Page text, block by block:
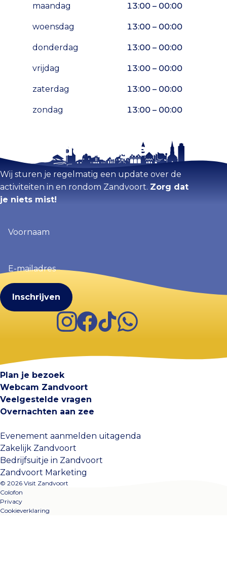
maandag 13:00 – 00:00
woensdag 13:00 – 00:00
donderdag 13:00 – 00:00
vrijdag 13:00 – 00:00
zaterdag 13:00 – 00:00
zondag 13:00 – 00:00
Kaart vergroten
Blijf op de hoogte
Wij sturen je regelmatig een update over de
activiteiten in en rondom Zandvoort. Zorg dat
je niets mist!
(Vereist)
mailadres
(Vereist)
InstagramFacebook
TikTokWhatsApp
Plan je bezoek
Webcam Zandvoort
Veelgestelde vragen
Overnachten aan zee
Evenement aanmelden uitagenda
Zakelijk Zandvoort
Bedrijfsuitje in Zandvoort
Zandvoort Marketing
© 2026 Visit Zandvoort
Colofon
Privacy
Cookieverklaring